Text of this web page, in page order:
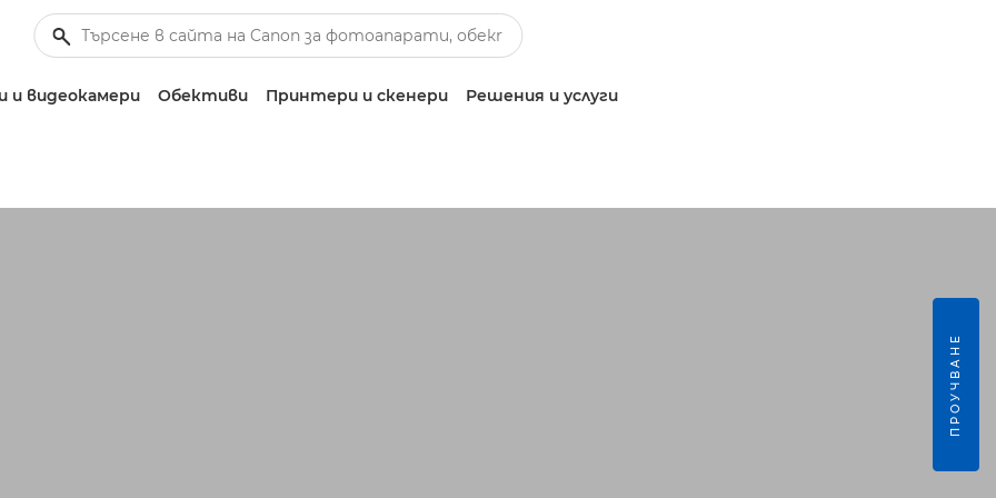
видеокамери Обективи Принтери и скенери Решения и услуги
ПРОУЧВАНЕ